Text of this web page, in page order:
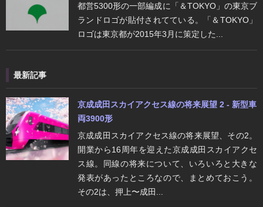
都営5300形の一部編成に「＆TOKYO」の東京ブ
ランドロゴが貼付されてている。「＆TOKYO」
ロゴは東京都が2015年3月に策定した...
最新記事
京成成田スカイアクセス線の将来展望 2 - 新型車
両3900形
京成成田スカイアクセス線の将来展望、その2。
開業から16周年を迎えた京成成田スカイアクセ
ス線。同線の将来について、いろいろと大きな
発表があったところなので、まとめておこう。
その2は、押上〜成田...